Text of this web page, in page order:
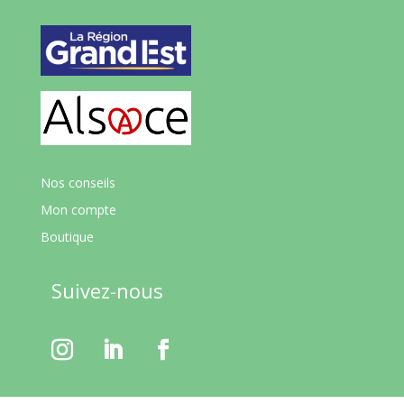
Nos conseils
Mon compte
Boutique
Suivez-nous